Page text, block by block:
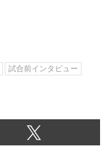
試合前インタビュー